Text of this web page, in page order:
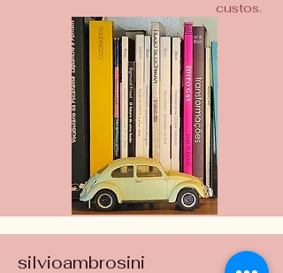
custos.
silvioambrosini